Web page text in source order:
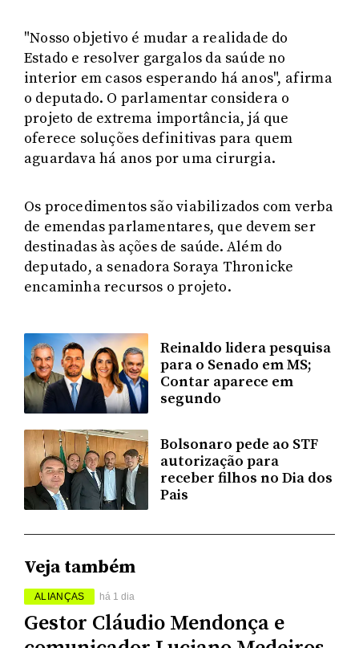
"Nosso objetivo é mudar a realidade do
Estado e resolver gargalos da saúde no
interior em casos esperando há anos", afirma
o deputado. O parlamentar considera o
projeto de extrema importância, já que
oferece soluções definitivas para quem
aguardava há anos por uma cirurgia.
Os procedimentos são viabilizados com verba
de emendas parlamentares, que devem ser
destinadas às ações de saúde. Além do
deputado, a senadora Soraya Thronicke
encaminha recursos o projeto.
Reinaldo lidera pesquisa
para o Senado em MS;
Contar aparece em
segundo
Bolsonaro pede ao STF
autorização para
receber filhos no Dia dos
Pais
Veja também
ALIANÇAS há 1 dia
Gestor Cláudio Mendonça e